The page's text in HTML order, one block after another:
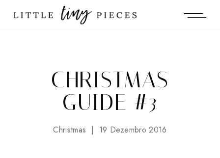
CHRISTMAS
GUIDE #3
Christmas 19 Dezembro 2016